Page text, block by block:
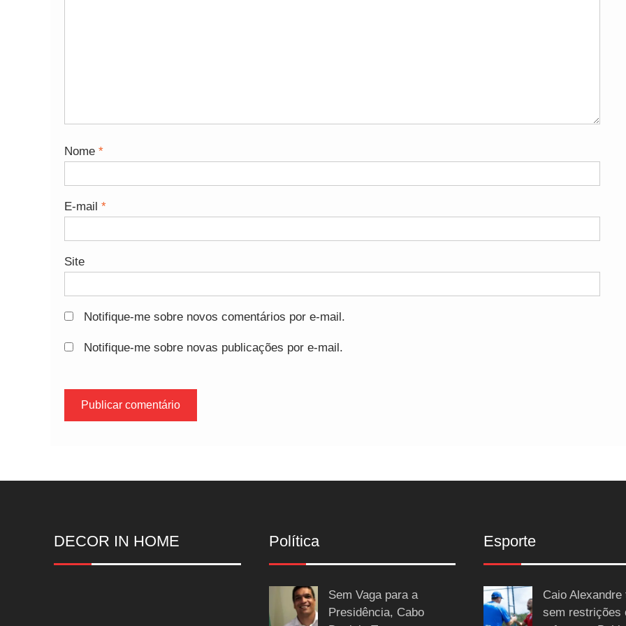
Nome *
E-mail *
Site
Notifique-me sobre novos comentários por e-mail.
Notifique-me sobre novas publicações por e-mail.
DECOR IN HOME Política
Sem Vaga para a
Presidência, Cabo
Esporte
Caio Alexandre
sem restrições